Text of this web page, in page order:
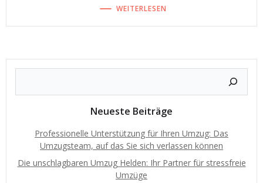
WEITERLESEN
Neueste Beiträge
Professionelle Unterstützung für Ihren Umzug: Das
Umzugsteam, auf das Sie sich verlassen können
Die unschlagbaren Umzug Helden: Ihr Partner für stressfreie
Umzüge